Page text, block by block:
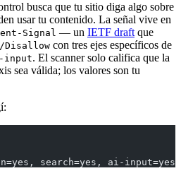
busca que tu sitio diga algo sobre
usar tu contenido. La señal vive en
Signal — un IETF draftque
Disallow con tres ejes específicos de
input. El scanner solo califica que la
sea válida; los valores son tu
search=yes, ai-input=yes